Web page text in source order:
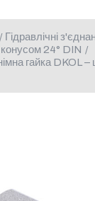
/ Гідравлічні
24° DIN /
гайка DKOL